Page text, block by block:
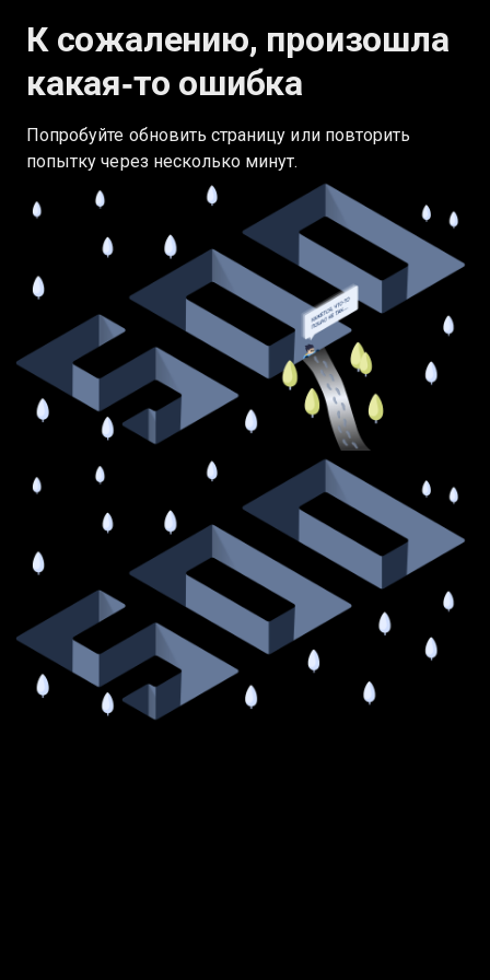
К сожалению, произошла
какая‑то ошибка
Попробуйте обновить страницу или повторить
попытку через несколько минут.